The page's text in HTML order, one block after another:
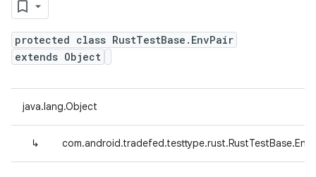
protected class RustTestBase.EnvPair
extends Object
java.lang.Object
↳